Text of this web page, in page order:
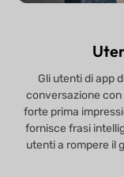
Gli utenti di app
conversazione
forte prima
fornisce frasi
utenti a rompere il